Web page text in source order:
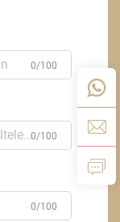
0/100
0/100
0/100